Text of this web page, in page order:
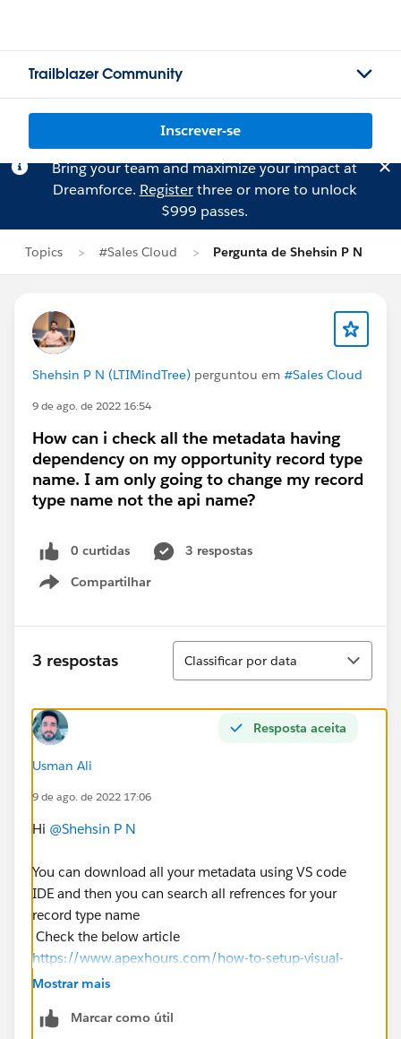
Trailblazer Community
Inscrever-se
Bring your team and maximize your impact at
Dreamforce. Registerthree or more to unlock
$999 passes.
Topics #Sales Cloud Pergunta de Shehsin P N
Shehsin P N (LTIMindTree) perguntou em #Sales Cloud
9 de ago. de 2022 16:54
How can i check all the metadata having
dependency on my opportunity record type
name. I am only going to change my record
type name not the api name?
0 curtidas
3 respostas
Compartilhar
Show menu
3 respostas
Classificar
Classificar por data
Resposta aceita
Usman Ali
9 de ago. de 2022 17:06
Hi @Shehsin P N
You can download all your metadata using VS code
IDE and then you can search all refrences for your
record type name
Check the below article
https://www.apexhours.com/how-to-setup-visual-
studio-code-for-salesforce/
Mostrar mais
Marcar como útil